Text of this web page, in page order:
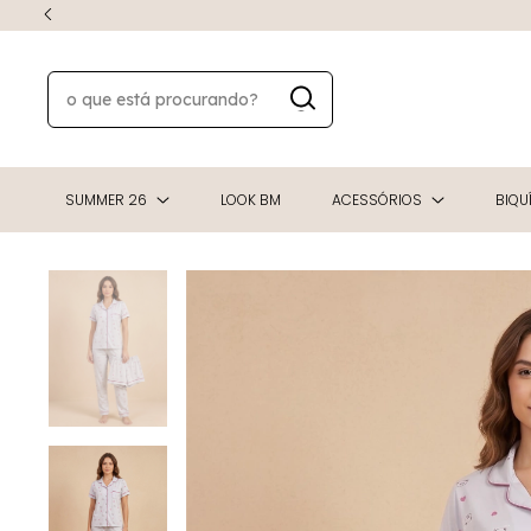
SUMMER 26 LOOK BM ACESSÓRIOS